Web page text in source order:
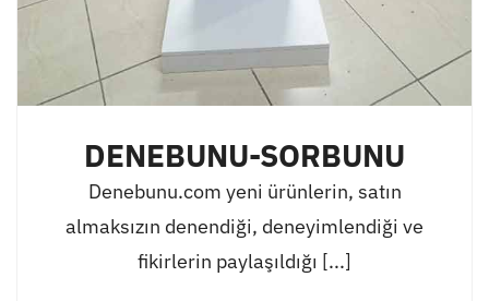
DENEBUNU-SORBUNU
Denebunu.com yeni ürünlerin, satın
almaksızın denendiği, deneyimlendiği ve
fikirlerin paylaşıldığı [...]